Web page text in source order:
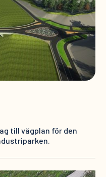
till vägplan för den